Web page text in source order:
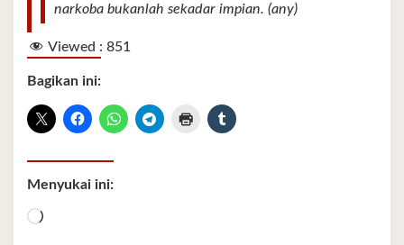
narkoba bukanlah sekadar impian. (any)
Viewed : 851
Bagikan ini:
Menyukai ini:
Memuat...